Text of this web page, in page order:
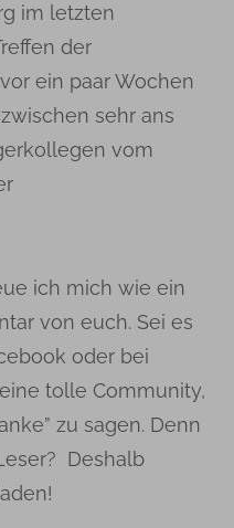
im letzten
der
ein paar Wochen
sehr ans
vom
ich mich wie ein
von euch. Sei es
oder bei
tolle Community,
zu sagen. Denn
Deshalb